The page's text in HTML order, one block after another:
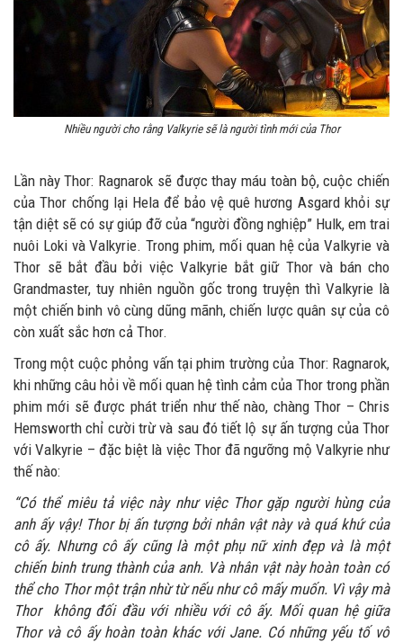
Nhiều người cho rằng Valkyrie sẽ là người tình mới của Thor
Lần này Thor: Ragnarok sẽ được thay máu toàn bộ, cuộc chiến
của Thor chống lại Hela để bảo vệ quê hương Asgard khỏi sự
tận diệt sẽ có sự giúp đỡ của “người đồng nghiệp” Hulk, em trai
nuôi Loki và Valkyrie. Trong phim, mối quan hệ của Valkyrie và
Thor sẽ bắt đầu bởi việc Valkyrie bắt giữ Thor và bán cho
Grandmaster, tuy nhiên nguồn gốc trong truyện thì Valkyrie là
một chiến binh vô cùng dũng mãnh, chiến lược quân sự của cô
còn xuất sắc hơn cả Thor.
Trong một cuộc phỏng vấn tại phim trường của Thor: Ragnarok,
khi những câu hỏi về mối quan hệ tình cảm của Thor trong phần
phim mới sẽ được phát triển như thế nào, chàng Thor – Chris
Hemsworth chỉ cười trừ và sau đó tiết lộ sự ấn tượng của Thor
với Valkyrie – đặc biệt là việc Thor đã ngưỡng mộ Valkyrie như
thế nào:
“Có thể miêu tả việc này như việc Thor gặp người hùng của
anh ấy vậy! Thor bị ấn tượng bởi nhân vật này và quá khứ của
cô ấy. Nhưng cô ấy cũng là một phụ nữ xinh đẹp và là một
chiến binh trung thành của anh. Và nhân vật này hoàn toàn có
thể cho Thor một trận nhừ từ nếu như cô mấy muốn. Vì vậy mà
Thor không đối đầu với nhiều với cô ấy. Mối quan hệ giữa
Thor và cô ấy hoàn toàn khác với Jane. Có những yếu tố vô